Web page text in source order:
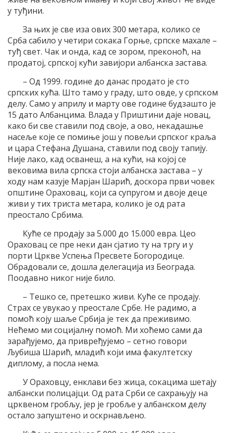
у туђини.
За њих је све иза ових 300 метара, колико се
Срба сабило у четири сокака Горње, српске махале –
туђ свет. Чак и онда, кад се зором, преконоћ, на
продатој, српској кући завијори албанска застава.
– Од 1999. године до данас продато је сто
српских кућа. Што тамо у граду, што овде, у српском
делу. Само у априлу и марту ове године будзашто је
15 дато Албанцима. Влада у Приштини даје новац,
како би све ставили под своје, а ово, некадашње
насеље које се помиње још у повељи српског краља
и цара Стефана Душана, ставили под своју тапију.
Није лако, кад осванеш, а на кући, на којој се
вековима вила српска стоји албанска застава – у
ходу нам казује Марјан Шарић, доскора први човек
општине Ораховац, који са супругом и двоје деце
живи у тих триста метара, колико је од рата
преостало Србима.
Куће се продају за 5.000 до 15.000 евра. Цео
Ораховац се пре неки дан сјатио ту на тргу и у
порти Цркве Успења Пресвете Богородице.
Обрадовали се, дошла делегација из Београда.
Поодавно никог није било.
– Тешко се, претешко живи. Куће се продају.
Страх се увукао у преостале Србе. Не радимо, а
помоћ коју шаље Србија је тек да преживимо.
Нећемо ми социјалну помоћ. Ми хоћемо сами да
зарађујемо, да привређујемо – сетно говори
Љубиша Шарић, младић који има факултетску
диплому, а посла нема.
У Ораховцу, енклави без жица, сокацима шетају
албански полицајци. Од рата Срби се сахрањују на
црквеном гробљу, јер је гробље у албанском делу
остало запуштено и оскрнављено.